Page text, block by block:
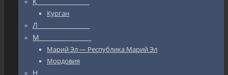
Курган
Л_________________
М_________________
Марий Эл — Республика Марий Эл
Мордовия
Н_________________